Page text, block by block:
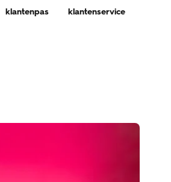
klantenpas klantenservice